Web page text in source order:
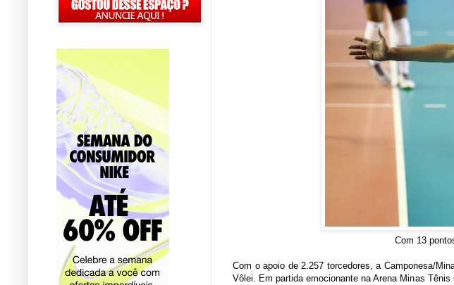
Com 13
Com o apoio de 2.257 torcedores, a Camponesa/
Vôlei. Em partida emocionante na Arena Minas